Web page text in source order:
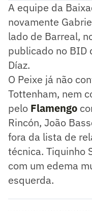
A equipe da
novamente
lado de Barreal,
publicado no BID
Díaz.
O Peixe já não
Tottenham, nem
pelo Flamengo
Rincón, João
fora da lista de
técnica. Tiquinho
com um edema
esquerda.